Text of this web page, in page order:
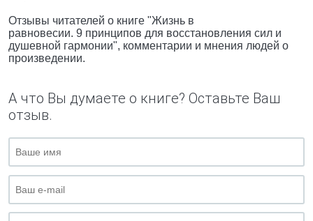
Отзывы читателей о книге "Жизнь в
равновесии. 9 принципов для восстановления сил и
душевной гармонии", комментарии и мнения людей о
произведении.
А что Вы думаете о книге? Оставьте Ваш
отзыв.